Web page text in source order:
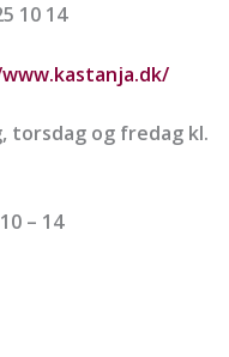
10 14
torsdag og fredag kl.
– 14